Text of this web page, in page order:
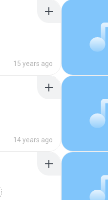
15 years ago
14 years ago